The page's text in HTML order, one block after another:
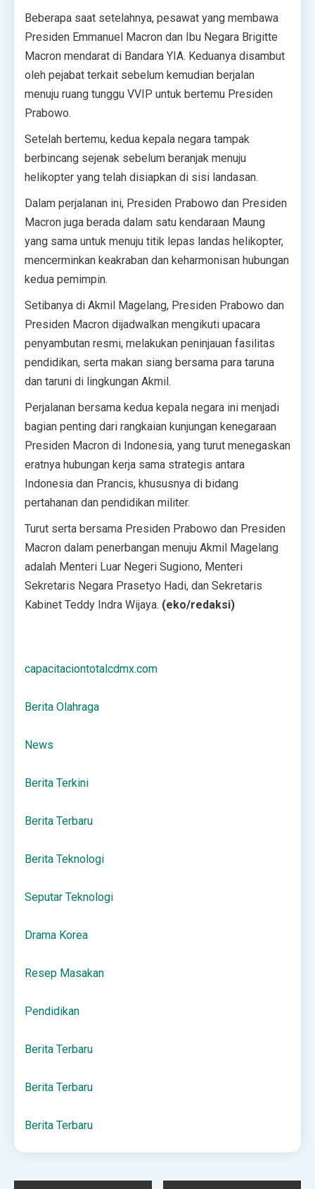
Beberapa saat setelahnya, pesawat yang membawa
Presiden Emmanuel Macron dan Ibu Negara Brigitte
Macron mendarat di Bandara YIA. Keduanya disambut
oleh pejabat terkait sebelum kemudian berjalan
menuju ruang tunggu VVIP untuk bertemu Presiden
Prabowo.
Setelah bertemu, kedua kepala negara tampak
berbincang sejenak sebelum beranjak menuju
helikopter yang telah disiapkan di sisi landasan.
Dalam perjalanan ini, Presiden Prabowo dan Presiden
Macron juga berada dalam satu kendaraan Maung
yang sama untuk menuju titik lepas landas helikopter,
mencerminkan keakraban dan keharmonisan hubungan
kedua pemimpin.
Setibanya di Akmil Magelang, Presiden Prabowo dan
Presiden Macron dijadwalkan mengikuti upacara
penyambutan resmi, melakukan peninjauan fasilitas
pendidikan, serta makan siang bersama para taruna
dan taruni di lingkungan Akmil.
Perjalanan bersama kedua kepala negara ini menjadi
bagian penting dari rangkaian kunjungan kenegaraan
Presiden Macron di Indonesia, yang turut menegaskan
eratnya hubungan kerja sama strategis antara
Indonesia dan Prancis, khususnya di bidang
pertahanan dan pendidikan militer.
Turut serta bersama Presiden Prabowo dan Presiden
Macron dalam penerbangan menuju Akmil Magelang
adalah Menteri Luar Negeri Sugiono, Menteri
Sekretaris Negara Prasetyo Hadi, dan Sekretaris
Kabinet Teddy Indra Wijaya. (eko/redaksi)
capacitaciontotalcdmx.com
Berita Olahraga
News
Berita Terkini
Berita Terbaru
Berita Teknologi
Seputar Teknologi
Drama Korea
Resep Masakan
Pendidikan
Berita Terbaru
Berita Terbaru
Berita Terbaru